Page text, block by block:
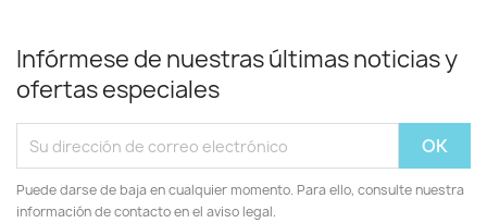
Infórmese de nuestras últimas noticias y
ofertas especiales
Puede darse de baja en cualquier momento. Para ello, consulte nuestra
información de contacto en el aviso legal.